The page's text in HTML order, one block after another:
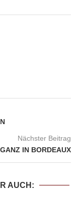
Nächster Beitrag
GANZ IN BORDEAUX
AUCH: